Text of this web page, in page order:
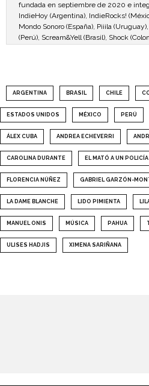
fundada en septiembre de 2020 e
IndieHoy (Argentina), IndieRocks!
Mondo Sonoro (España), Piiila
(Perú), Scream&Yell (Brasil), Shock
ARGENTINA BRASIL CHILE
ESTADOS UNIDOS MÉXICO PERÚ
ÁLEX CUBA ANDREA ECHEVERRI
CAROLINA DURANTE EL MATÓ A UN
FLORENCIA NÚÑEZ GABRIEL GARZÓN-
LA DAME BLANCHE LIDO PIMIENTA
MANUEL ONIS MÚSICA PAHUA
ULISES HADJIS XIMENA SARIÑANA